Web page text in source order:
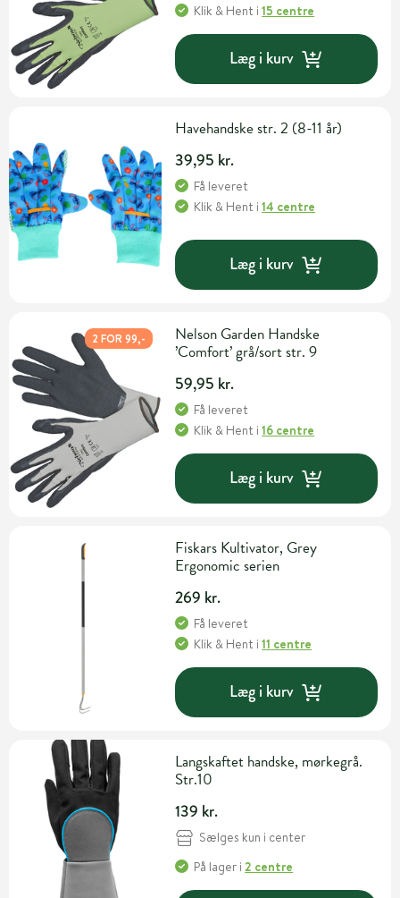
Klik & Hent i15 centre
Læg i kurv
Havehandske str. 2 (8-11 år)
39,95 kr.
Få leveret
Klik & Hent i14 centre
Læg i kurv
2 FOR 99,-
Nelson Garden Handske
’Comfort’ grå/sort str. 9
59,95 kr.
Få leveret
Klik & Hent i16 centre
Læg i kurv
Fiskars Kultivator, Grey
Ergonomic serien
269 kr.
Få leveret
Klik & Hent i11 centre
Læg i kurv
Langskaftet handske, mørkegrå.
Str.10
139 kr.
Sælges kun i center
På lager i2 centre